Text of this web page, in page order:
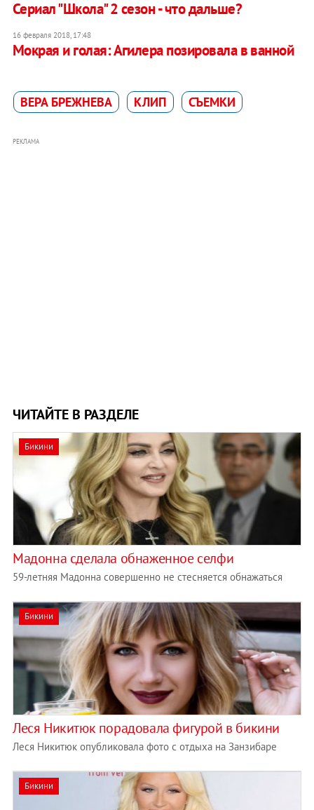
Сериал "Школа" 2 сезон - что дальше?
16 февраля 2018, 17:48
Мокрая и голая: Агилера позировала в ванной
ВЕРА БРЕЖНЕВА КЛИП СЪЕМКИ
РЕКЛАМА
ЧИТАЙТЕ В РАЗДЕЛЕ
Бикини
Мадонна сделала обнаженное селфи
59-летняя Мадонна совершенно не стесняется обнажаться
Бикини
Леся Никитюк порадовала фигурой в бикини
Леся Никитюк опубликовала фото с отдыха на Занзибаре
Бикини